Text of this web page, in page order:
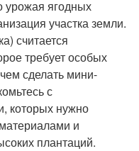
урожая ягодных
участка земли.
считается
требует особых
сделать мини-
с
которых нужно
и
плантаций.